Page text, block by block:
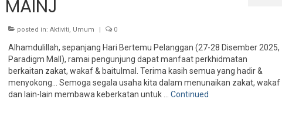
MAINJ
posted in: Aktiviti, Umum | 0
Alhamdulillah, sepanjang Hari Bertemu Pelanggan (27-28 Disember 2025,
Paradigm Mall), ramai pengunjung dapat manfaat perkhidmatan
berkaitan zakat, wakaf & baitulmal. Terima kasih semua yang hadir &
menyokong… Semoga segala usaha kita dalam menunaikan zakat, wakaf
dan lain-lain membawa keberkatan untuk … Continued